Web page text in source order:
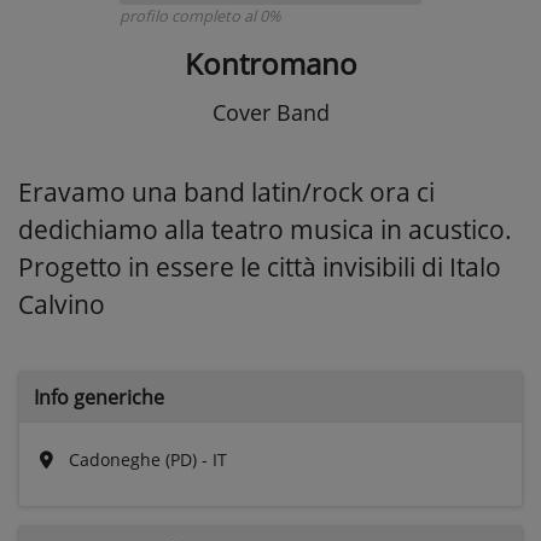
profilo completo al 0%
Kontromano
Cover Band
Eravamo una band latin/rock ora ci
dedichiamo alla teatro musica in acustico.
Progetto in essere le città invisibili di Italo
Calvino
Info generiche
Cadoneghe (PD) - IT